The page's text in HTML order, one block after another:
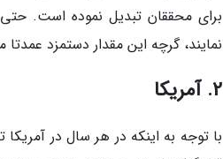
نمایند، گرچه این مقدار دستمزد
2. آمریکا
با توجه به اینکه در هر سال در